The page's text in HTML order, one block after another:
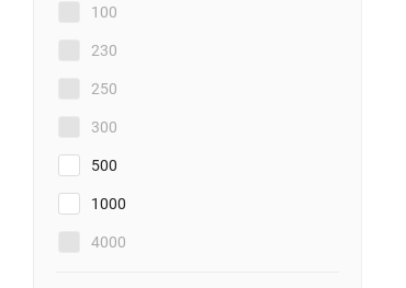
100
230
250
300
500
1000
4000